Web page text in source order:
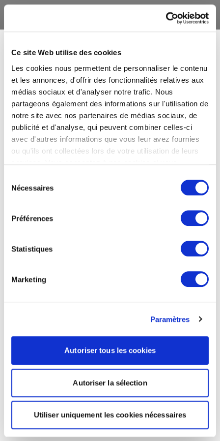
Ce site Web utilise des cookies
Les cookies nous permettent de personnaliser le contenu
et les annonces, d'offrir des fonctionnalités relatives aux
médias sociaux et d'analyser notre trafic. Nous
partageons également des informations sur l'utilisation de
notre site avec nos partenaires de médias sociaux, de
publicité et d'analyse, qui peuvent combiner celles-ci
avec d'autres informations que vous leur avez fournies
ou qu'ils ont collectées lors de votre utilisation de leurs
Nécessaires
Préférences
Statistiques
Marketing
Paramètres
Autoriser tous les cookies
Autoriser la sélection
Utiliser uniquement les cookies nécessaires